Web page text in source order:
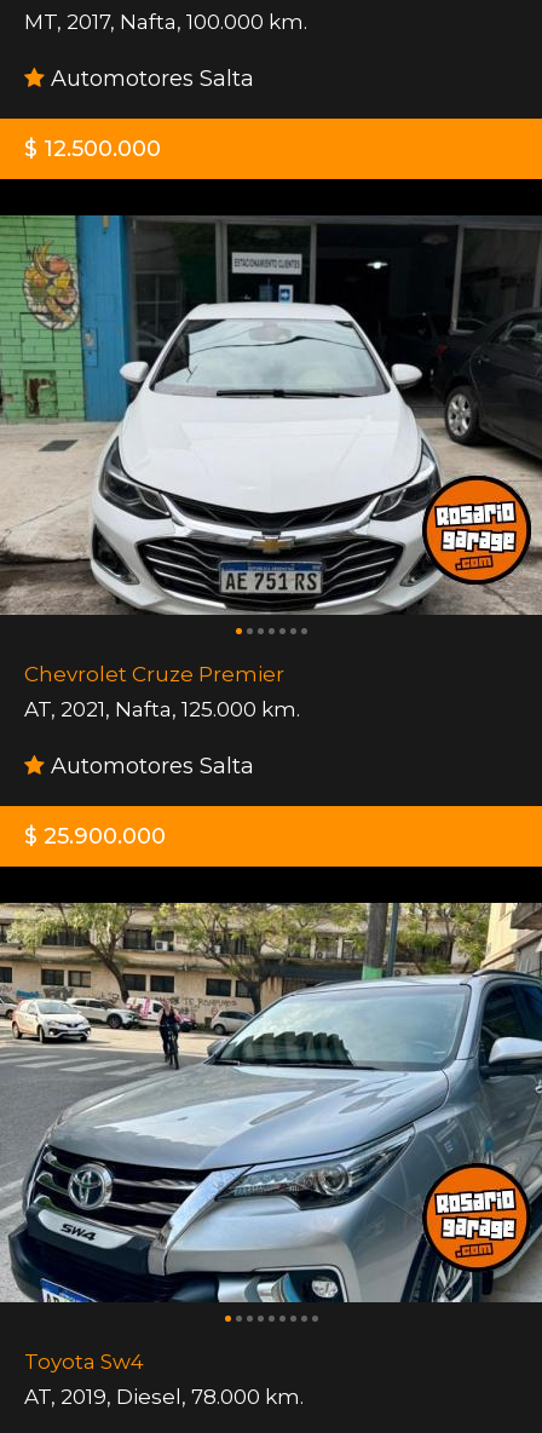
MT, 2017, Nafta, 100.000 km.
Automotores Salta
$ 12.500.000
Chevrolet Cruze Premier
AT, 2021, Nafta, 125.000 km.
Automotores Salta
$ 25.900.000
Toyota Sw4
AT, 2019, Diesel, 78.000 km.